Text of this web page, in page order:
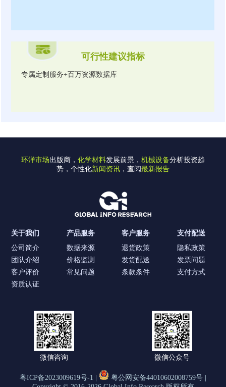
可行性建议指标
专属定制服务+百万资源数据库
环洋市场出版商， 化学材料发展前景， 机械设备分析投资趋
势，个性化新闻资讯 ，查阅最新报告
关于我们
公司简介
团队介绍
客户评价
资质认证
产品服务
数据来源
价格监测
常见问题
客户服务
退货政策
发货配送
条款条件
支付配送
隐私政策
发票问题
支付方式
微信咨询 微信公众号
粤ICP备2023009619号-1 |
粤公网安备44010602008759号 |